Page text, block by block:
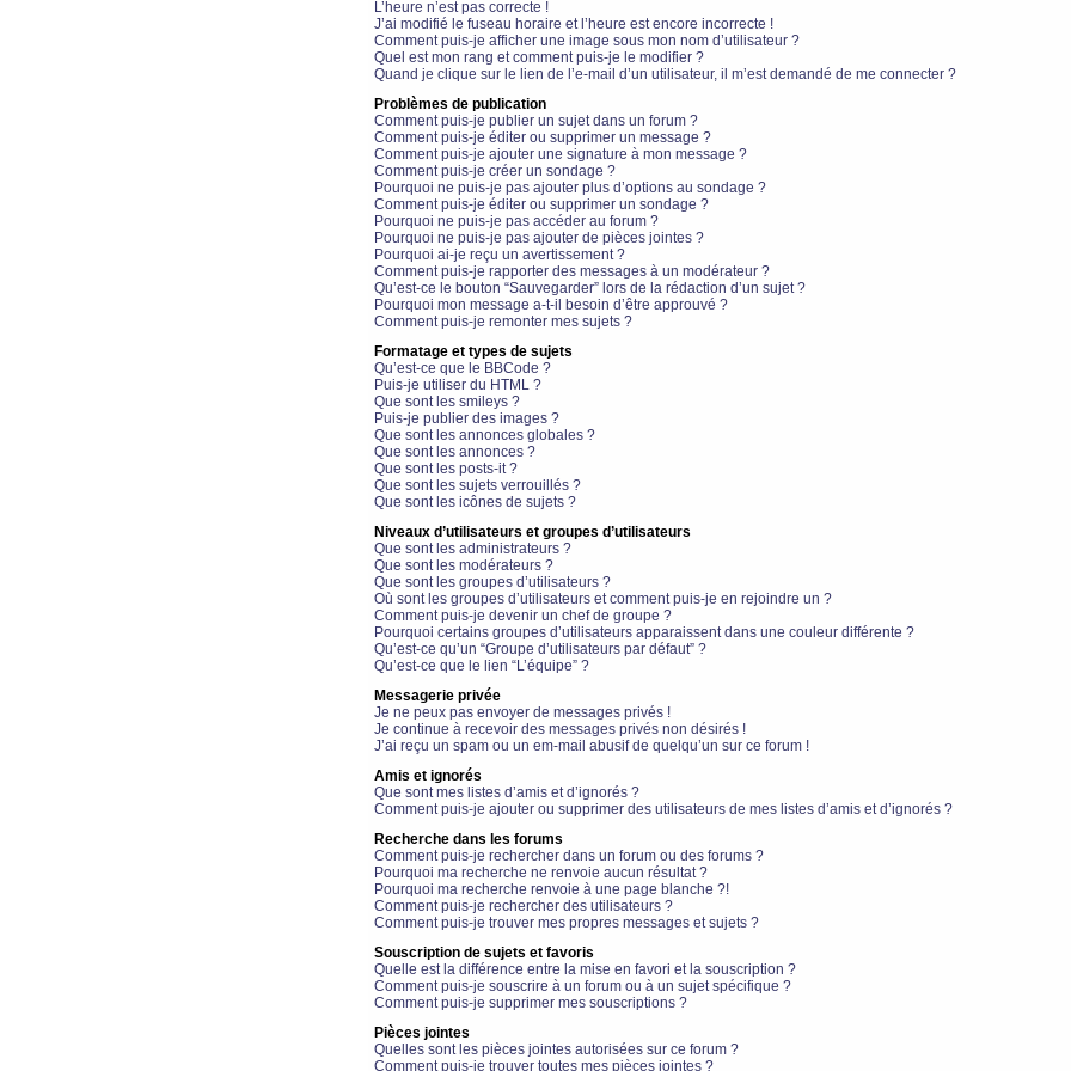
L’heure n’est pas correcte !
J’ai modifié le fuseau horaire et l’heure est encore incorrecte !
Comment puis-je afficher une image sous mon nom d’utilisateur ?
Quel est mon rang et comment puis-je le modifier ?
Quand je clique sur le lien de l’e-mail d’un utilisateur, il m’est demandé de me connecter ?
Problèmes de publication
Comment puis-je publier un sujet dans un forum ?
Comment puis-je éditer ou supprimer un message ?
Comment puis-je ajouter une signature à mon message ?
Comment puis-je créer un sondage ?
Pourquoi ne puis-je pas ajouter plus d’options au sondage ?
Comment puis-je éditer ou supprimer un sondage ?
Pourquoi ne puis-je pas accéder au forum ?
Pourquoi ne puis-je pas ajouter de pièces jointes ?
Pourquoi ai-je reçu un avertissement ?
Comment puis-je rapporter des messages à un modérateur ?
Qu’est-ce le bouton “Sauvegarder” lors de la rédaction d’un sujet ?
Pourquoi mon message a-t-il besoin d’être approuvé ?
Comment puis-je remonter mes sujets ?
Formatage et types de sujets
Qu’est-ce que le BBCode ?
Puis-je utiliser du HTML ?
Que sont les smileys ?
Puis-je publier des images ?
Que sont les annonces globales ?
Que sont les annonces ?
Que sont les posts-it ?
Que sont les sujets verrouillés ?
Que sont les icônes de sujets ?
Niveaux d’utilisateurs et groupes d’utilisateurs
Que sont les administrateurs ?
Que sont les modérateurs ?
Que sont les groupes d’utilisateurs ?
Où sont les groupes d’utilisateurs et comment puis-je en rejoindre un ?
Comment puis-je devenir un chef de groupe ?
Pourquoi certains groupes d’utilisateurs apparaissent dans une couleur différente ?
Qu’est-ce qu’un “Groupe d’utilisateurs par défaut” ?
Qu’est-ce que le lien “L’équipe” ?
Messagerie privée
Je ne peux pas envoyer de messages privés !
Je continue à recevoir des messages privés non désirés !
J’ai reçu un spam ou un em-mail abusif de quelqu’un sur ce forum !
Amis et ignorés
Que sont mes listes d’amis et d’ignorés ?
Comment puis-je ajouter ou supprimer des utilisateurs de mes listes d’amis et d’ignorés ?
Recherche dans les forums
Comment puis-je rechercher dans un forum ou des forums ?
Pourquoi ma recherche ne renvoie aucun résultat ?
Pourquoi ma recherche renvoie à une page blanche ?!
Comment puis-je rechercher des utilisateurs ?
Comment puis-je trouver mes propres messages et sujets ?
Souscription de sujets et favoris
Quelle est la différence entre la mise en favori et la souscription ?
Comment puis-je souscrire à un forum ou à un sujet spécifique ?
Comment puis-je supprimer mes souscriptions ?
Pièces jointes
Quelles sont les pièces jointes autorisées sur ce forum ?
Comment puis-je trouver toutes mes pièces jointes ?